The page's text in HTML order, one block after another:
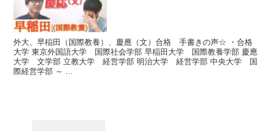
外大、早稲田（国際教養）、慶應（文）合格 手書きの声☆ ・合格
大学 東京外国語大学 国際社会学部 早稲田大学 国際教養学部 慶應
大学 文学部 立教大学 経営学部 明治大学 経営学部 中央大学 国
際経営学部 ～ ...